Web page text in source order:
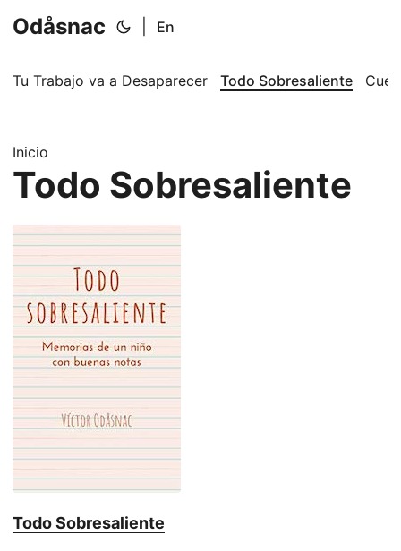
Odåsnac En
Tu Trabajo va a Desaparecer Todo Sobresaliente
Inicio
Todo Sobresaliente
Todo Sobresaliente